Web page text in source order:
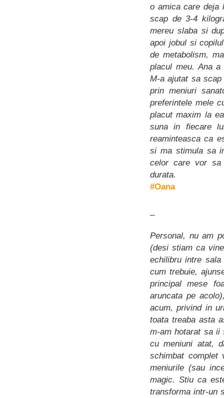
o amica care deja
scap de 3-4
mereu slaba si
apoi jobul si
de metabolism,
placul meu. Ana
M-a ajutat sa
prin meniuri
preferintele mele
placut maxim la
suna in fiecare
reaminteasca ca
si ma stimula sa
celor care vor sa
durata.
#Oana
Personal, nu am
(desi stiam ca
echilibru intre
cum trebuie,
principal mese
aruncata pe
acum, privind in
toata treaba asta
m-am hotarat sa ii
cu meniuni atat,
schimbat
meniurile (sau
magic. Stiu ca
transforma intr-un